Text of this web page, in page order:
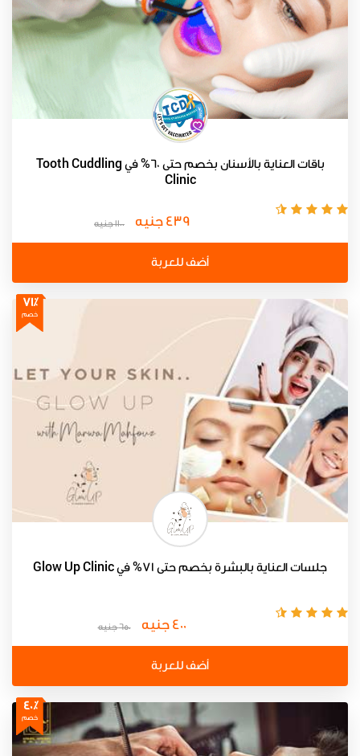
باقات العناية بالأسنان بخصم حتى 60% في Tooth Cuddling
Clinic
439 جنيه 1100 جنيه
أضف للعربة
71٪
خصم
جلسات العناية بالبشرة بخصم حتى 71% في Glow Up Clinic
400 جنيه 650 جنيه
أضف للعربة
40٪
خصم